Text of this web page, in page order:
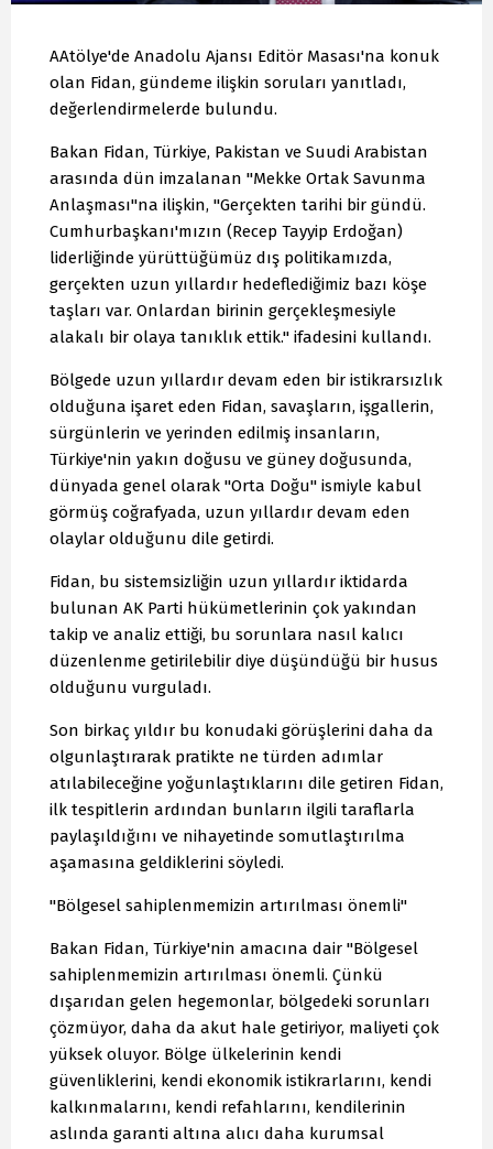
AAtölye'de Anadolu Ajansı Editör Masası'na konuk
olan Fidan, gündeme ilişkin soruları yanıtladı,
değerlendirmelerde bulundu.
Bakan Fidan, Türkiye, Pakistan ve Suudi Arabistan
arasında dün imzalanan "Mekke Ortak Savunma
Anlaşması"na ilişkin, "Gerçekten tarihi bir gündü.
Cumhurbaşkanı'mızın (Recep Tayyip Erdoğan)
liderliğinde yürüttüğümüz dış politikamızda,
gerçekten uzun yıllardır hedeflediğimiz bazı köşe
taşları var. Onlardan birinin gerçekleşmesiyle
alakalı bir olaya tanıklık ettik." ifadesini kullandı.
Bölgede uzun yıllardır devam eden bir istikrarsızlık
olduğuna işaret eden Fidan, savaşların, işgallerin,
sürgünlerin ve yerinden edilmiş insanların,
Türkiye'nin yakın doğusu ve güney doğusunda,
dünyada genel olarak "Orta Doğu" ismiyle kabul
görmüş coğrafyada, uzun yıllardır devam eden
olaylar olduğunu dile getirdi.
Fidan, bu sistemsizliğin uzun yıllardır iktidarda
bulunan AK Parti hükümetlerinin çok yakından
takip ve analiz ettiği, bu sorunlara nasıl kalıcı
düzenlenme getirilebilir diye düşündüğü bir husus
olduğunu vurguladı.
Son birkaç yıldır bu konudaki görüşlerini daha da
olgunlaştırarak pratikte ne türden adımlar
atılabileceğine yoğunlaştıklarını dile getiren Fidan,
ilk tespitlerin ardından bunların ilgili taraflarla
paylaşıldığını ve nihayetinde somutlaştırılma
aşamasına geldiklerini söyledi.
"Bölgesel sahiplenmemizin artırılması önemli"
Bakan Fidan, Türkiye'nin amacına dair "Bölgesel
sahiplenmemizin artırılması önemli. Çünkü
dışarıdan gelen hegemonlar, bölgedeki sorunları
çözmüyor, daha da akut hale getiriyor, maliyeti çok
yüksek oluyor. Bölge ülkelerinin kendi
güvenliklerini, kendi ekonomik istikrarlarını, kendi
kalkınmalarını, kendi refahlarını, kendilerinin
aslında garanti altına alıcı daha kurumsal